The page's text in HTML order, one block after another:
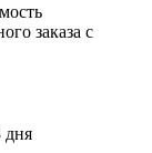
заказа с
дня